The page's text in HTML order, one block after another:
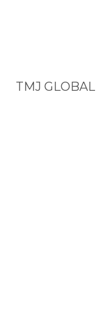
TMJ GLOBAL